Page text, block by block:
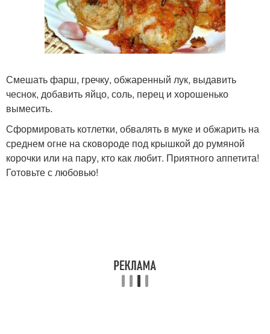
Смешать фарш, гречку, обжаренный лук, выдавить
чеснок, добавить яйцо, соль, перец и хорошенько
вымесить.
Сформировать котлетки, обвалять в муке и обжарить на
среднем огне на сковороде под крышкой до румяной
корочки или на пару, кто как любит. Приятного аппетита!
Готовьте с любовью!